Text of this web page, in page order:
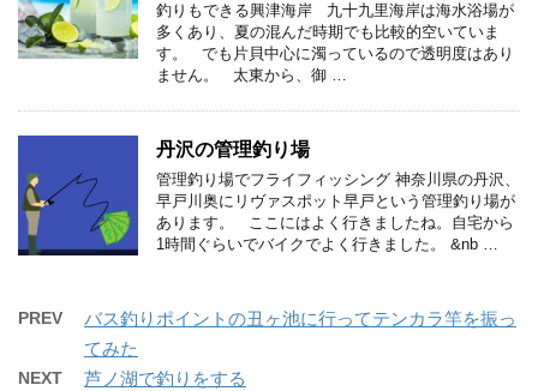
釣りもできる興津海岸 九十九里海岸は海水浴場が
多くあり、夏の混んだ時期でも比較的空いていま
す。 でも片貝中心に濁っているので透明度はあり
ません。 太東から、御 …
丹沢の管理釣り場
管理釣り場でフライフィッシング 神奈川県の丹沢、
早戸川奥にリヴァスポット早戸という管理釣り場が
あります。 ここにはよく行きましたね。自宅から
1時間ぐらいでバイクでよく行きました。 &nb …
PREV
バス釣りポイントの丑ヶ池に行ってテンカラ竿を振っ
てみた
NEXT 芦ノ湖で釣りをする